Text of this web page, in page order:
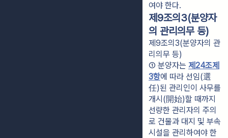
여야 한다.
제9조의3(분양자
의 관리의무 등)
제9조의3(분양자의 관
리의무 등)
① 분양자는 제24조제
3항에 따라 선임(選
任)된 관리인이 사무를
개시(開始)할 때까지
선량한 관리자의 주의
로 건물과 대지 및 부속
시설을 관리하여야 한